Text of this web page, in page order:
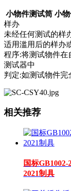
小物件测试筒 小
样办
未经任何测试的样
适用滥用后的样办
程序:将测试物件在
测试器中
判定:如测试物件完
相关推荐
国标
2021制具